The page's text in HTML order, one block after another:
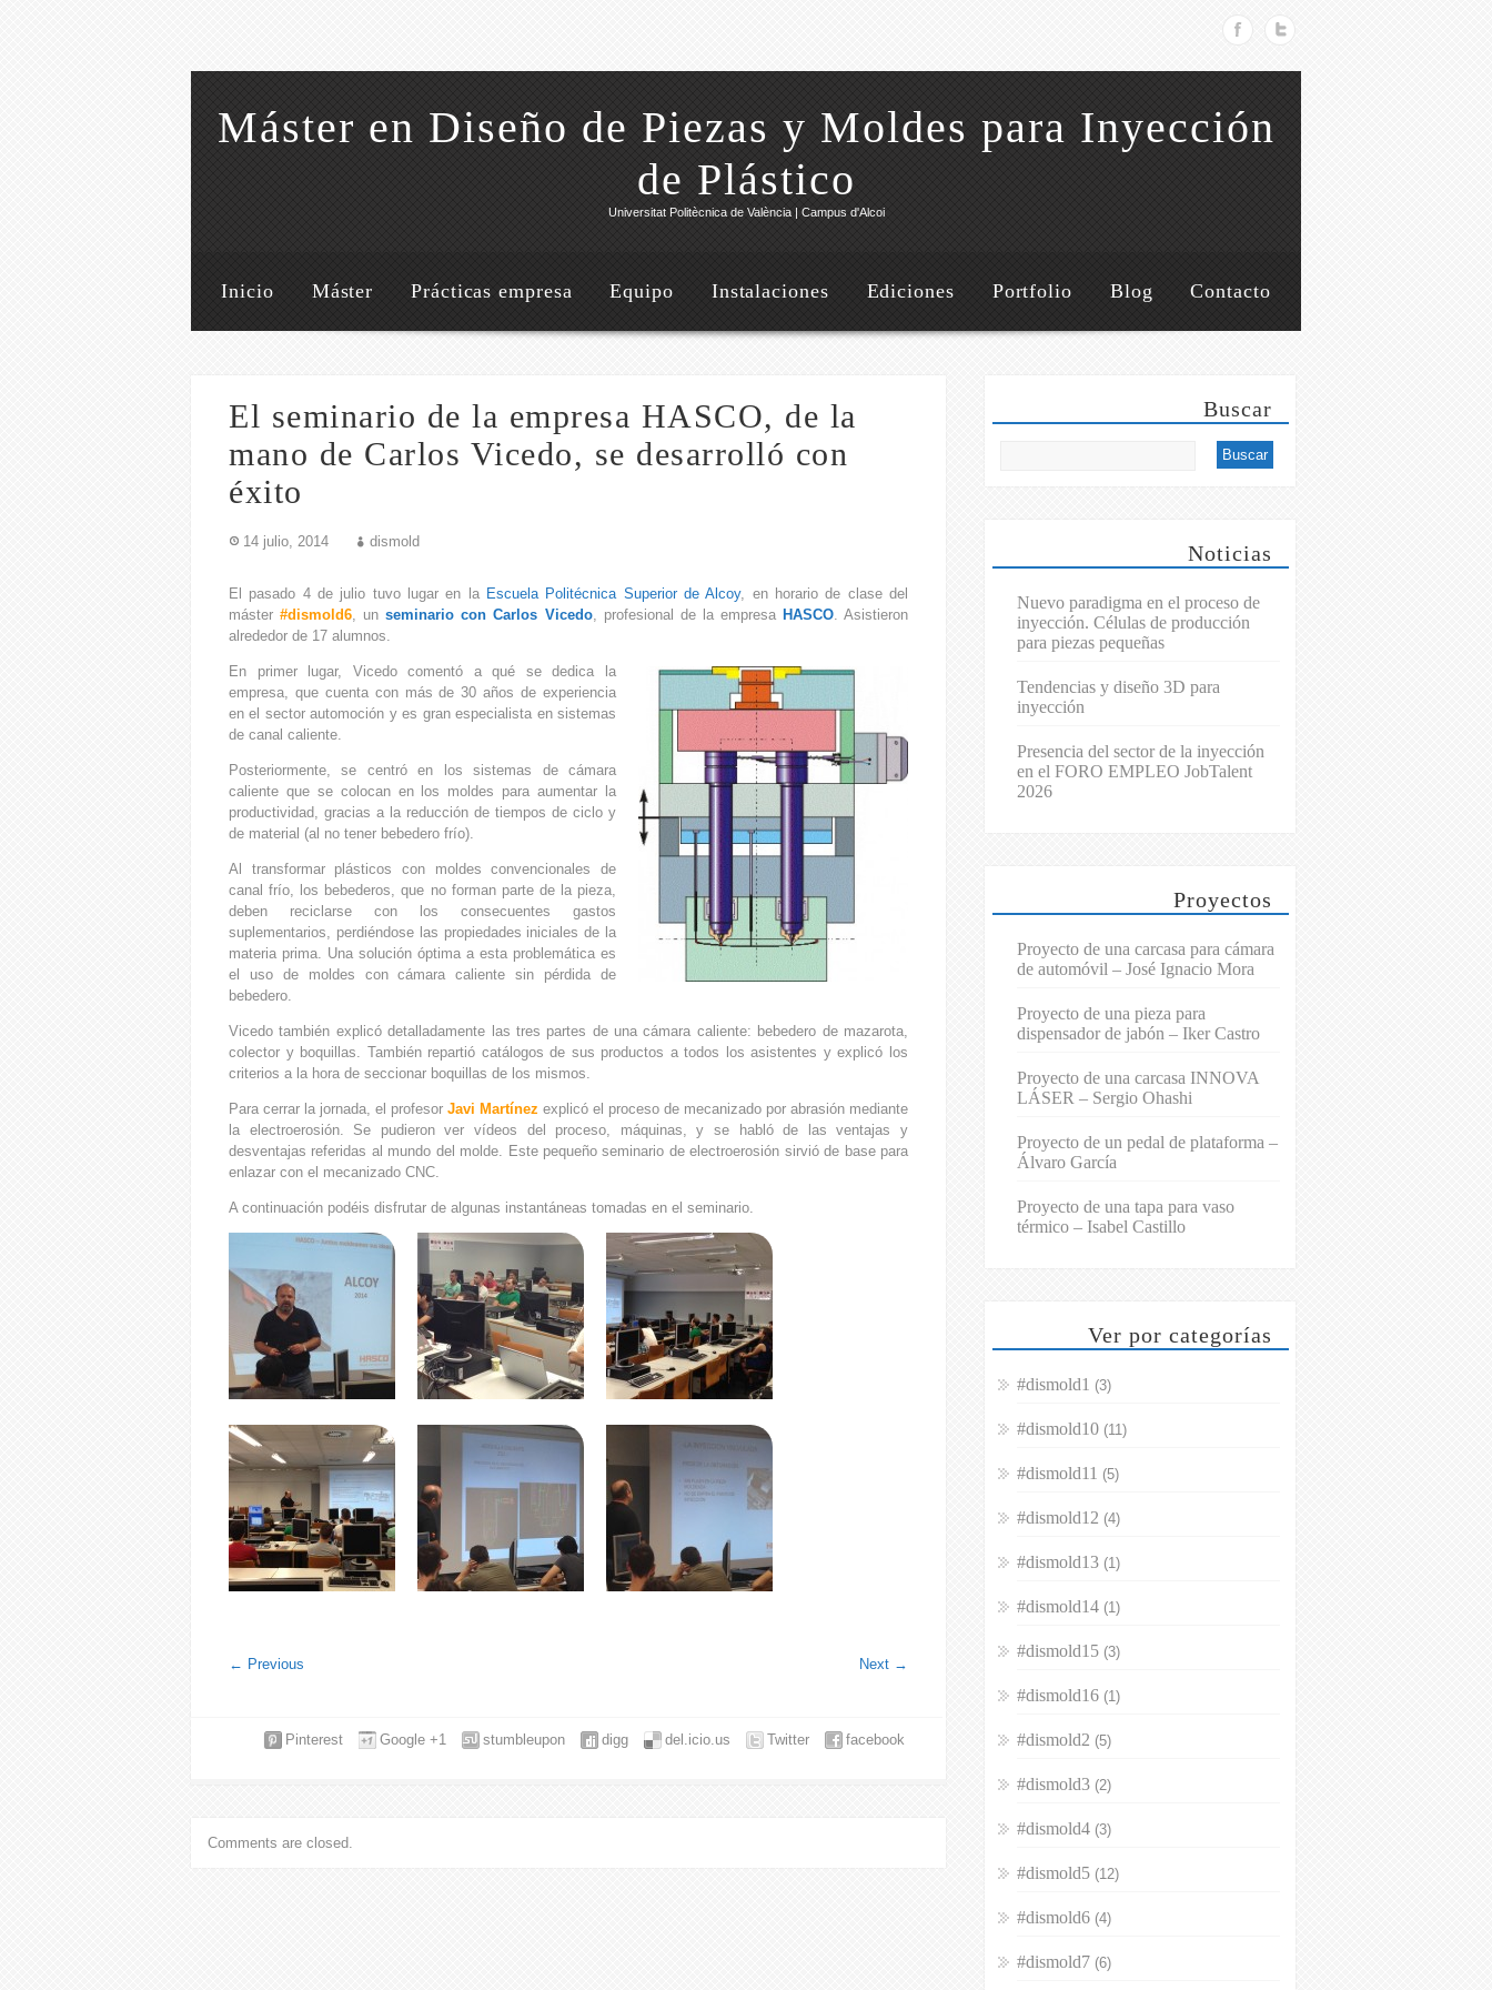
Máster en Diseño de Piezas y Moldes para Inyección
de Plástico
Universitat Politècnica de València | Campus d'Alcoi
Inicio Máster Prácticas empresa Equipo Instalaciones Ediciones Portfolio Blog Contacto
El seminario de la empresa HASCO, de la
mano de Carlos Vicedo, se desarrolló con
éxito
14 julio, 2014 dismold
El pasado 4 de julio tuvo lugar en la Escuela Politécnica Superior de Alcoy, en horario de clase del
máster#dismold6 , unseminario con Carlos Vicedo, profesional de la empresa HASCO. Asistieron
alrededor de 17 alumnos.
En primer lugar, Vicedo comentó a qué se dedica la
empresa, que cuenta con más de 30 años de experiencia
en el sector automoción y es gran especialista en sistemas
de canal caliente.
Posteriormente, se centró en los sistemas de cámara
caliente que se colocan en los moldes para aumentar la
productividad, gracias a la reducción de tiempos de ciclo y
de material (al no tener bebedero frío).
Al transformar plásticos con moldes convencionales de
canal frío, los bebederos, que no forman parte de la pieza,
deben reciclarse con los consecuentes gastos
suplementarios, perdiéndose las propiedades iniciales de la
materia prima. Una solución óptima a esta problemática es
el uso de moldes con cámara caliente sin pérdida de
bebedero.
Vicedo también explicó detalladamente las tres partes de una cámara caliente: bebedero de mazarota,
colector y boquillas. También repartió catálogos de sus productos a todos los asistentes y explicó los
criterios a la hora de seccionar boquillas de los mismos.
Para cerrar la jornada, el profesor Javi Martínez explicó el proceso de mecanizado por abrasión mediante
la electroerosión. Se pudieron ver vídeos del proceso, máquinas, y se habló de las ventajas y
desventajas referidas al mundo del molde. Este pequeño seminario de electroerosión sirvió de base para
enlazar con el mecanizado CNC.
A continuación podéis disfrutar de algunas instantáneas tomadas en el seminario.
← Previous Next →
facebook
Twitter
del.icio.us
digg
stumbleupon
Google +1
Pinterest
Comments are closed.
Buscar
Noticias
Nuevo paradigma en el proceso de
inyección. Células de producción
para piezas pequeñas
Tendencias y diseño 3D para
inyección
Presencia del sector de la inyección
en el FORO EMPLEO JobTalent
2026
Proyectos
Proyecto de una carcasa para cámara
de automóvil – José Ignacio Mora
Proyecto de una pieza para
dispensador de jabón – Iker Castro
Proyecto de una carcasa INNOVA
LÁSER – Sergio Ohashi
Proyecto de un pedal de plataforma –
Álvaro García
Proyecto de una tapa para vaso
térmico – Isabel Castillo
Ver por categorías
#dismold1 (3)
#dismold10 (11)
#dismold11 (5)
#dismold12 (4)
#dismold13 (1)
#dismold14 (1)
#dismold15 (3)
#dismold16 (1)
#dismold2 (5)
#dismold3 (2)
#dismold4 (3)
#dismold5 (12)
#dismold6 (4)
#dismold7 (6)